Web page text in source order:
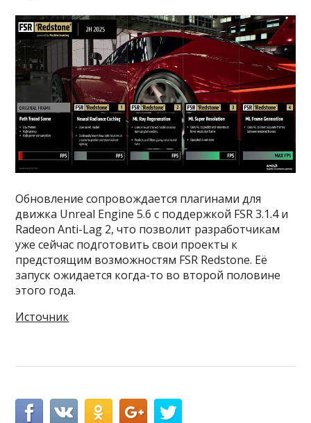
Обновление сопровождается плагинами для
движка Unreal Engine 5.6 с поддержкой FSR 3.1.4 и
Radeon Anti-Lag 2, что позволит разработчикам
уже сейчас подготовить свои проекты к
предстоящим возможностям FSR Redstone. Её
запуск ожидается когда-то во второй половине
этого года.
Источник